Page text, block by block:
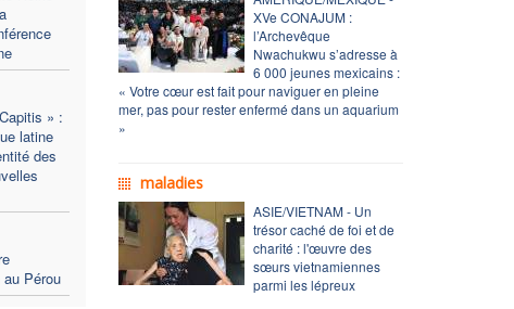
» :
latine
des
Pérou
XVe CONAJUM :
l’Archevêque
Nwachukwu s’adresse à
6 000 jeunes mexicains :
« Votre cœur est fait pour naviguer en pleine
mer, pas pour rester enfermé dans un aquarium
»
maladies
ASIE/VIETNAM - Un
trésor caché de foi et de
charité : l'œuvre des
sœurs vietnamiennes
parmi les lépreux